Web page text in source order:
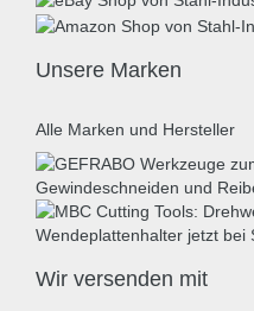
Unsere Marken
Alle Marken und Hersteller
Wir versenden mit